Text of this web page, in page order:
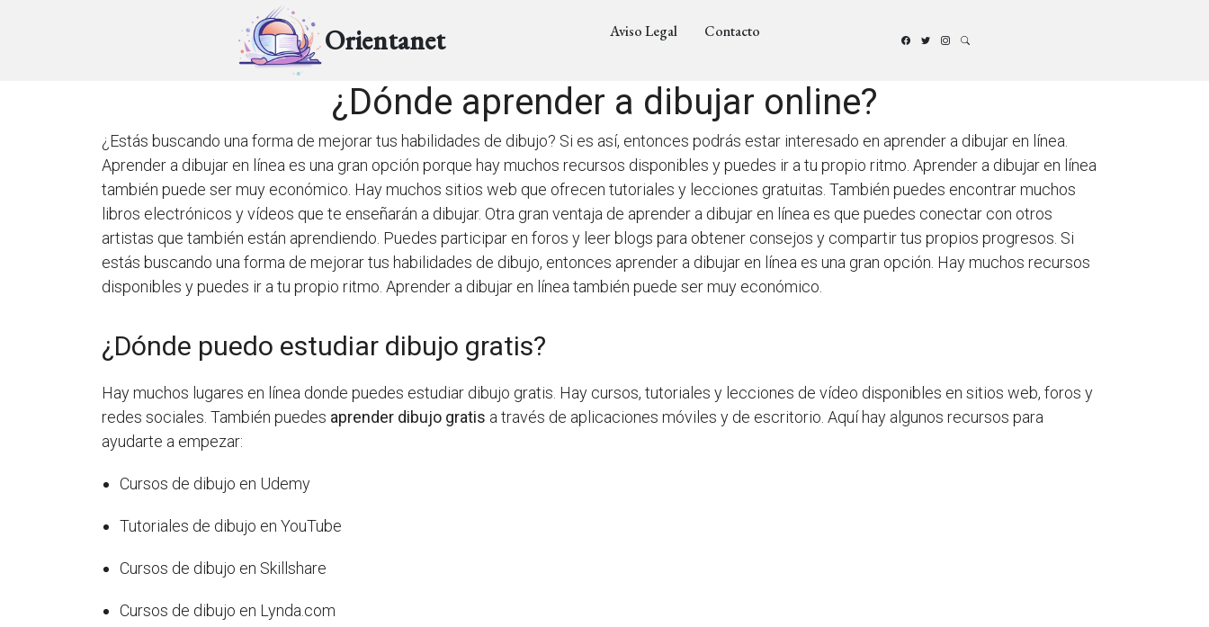
Orientanet Aviso Legal Contacto
¿Dónde aprender a dibujar online?
¿Estás buscando una forma de mejorar tus habilidades de dibujo? Si es así, entonces podrás estar interesado en aprender a dibujar en línea.
Aprender a dibujar en línea es una gran opción porque hay muchos recursos disponibles y puedes ir a tu propio ritmo. Aprender a dibujar en línea
también puede ser muy económico. Hay muchos sitios web que ofrecen tutoriales y lecciones gratuitas. También puedes encontrar muchos
libros electrónicos y vídeos que te enseñarán a dibujar. Otra gran ventaja de aprender a dibujar en línea es que puedes conectar con otros
artistas que también están aprendiendo. Puedes participar en foros y leer blogs para obtener consejos y compartir tus propios progresos. Si
estás buscando una forma de mejorar tus habilidades de dibujo, entonces aprender a dibujar en línea es una gran opción. Hay muchos recursos
disponibles y puedes ir a tu propio ritmo. Aprender a dibujar en línea también puede ser muy económico.
¿Dónde puedo estudiar dibujo gratis?
Hay muchos lugares en línea donde puedes estudiar dibujo gratis. Hay cursos, tutoriales y lecciones de vídeo disponibles en sitios web, foros y
redes sociales. También puedes aprender dibujo gratis a través de aplicaciones móviles y de escritorio. Aquí hay algunos recursos para
ayudarte a empezar:
Cursos de dibujo en Udemy
Tutoriales de dibujo en YouTube
Cursos de dibujo en Skillshare
Cursos de dibujo en Lynda.com